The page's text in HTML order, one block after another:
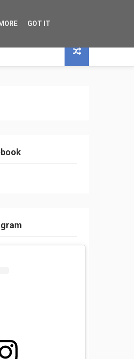
GOT IT